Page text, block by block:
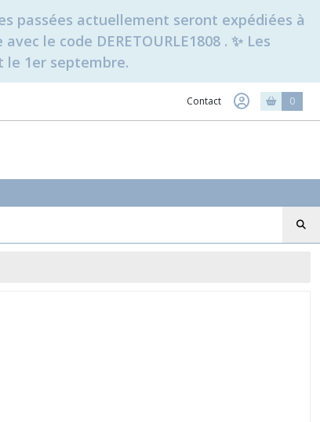
passées actuellement seront expédiées à
le code DERETOURLE1808 . ✨ Les
le 1er septembre.
Contact 0